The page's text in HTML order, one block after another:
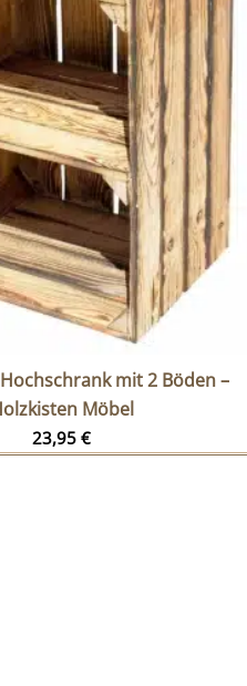
mit 2 Böden –
Möbel
23,95€